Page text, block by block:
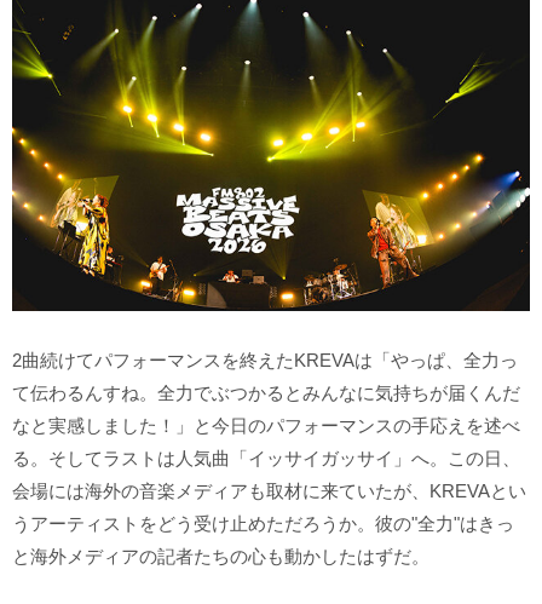
2曲続けてパフォーマンスを終えたKREVAは「やっぱ、全力っ
て伝わるんすね。全力でぶつかるとみんなに気持ちが届くんだ
なと実感しました！」と今日のパフォーマンスの手応えを述べ
る。そしてラストは人気曲「イッサイガッサイ」へ。この日、
会場には海外の音楽メディアも取材に来ていたが、KREVAとい
うアーティストをどう受け止めただろうか。彼の"全力"はきっ
と海外メディアの記者たちの心も動かしたはずだ。